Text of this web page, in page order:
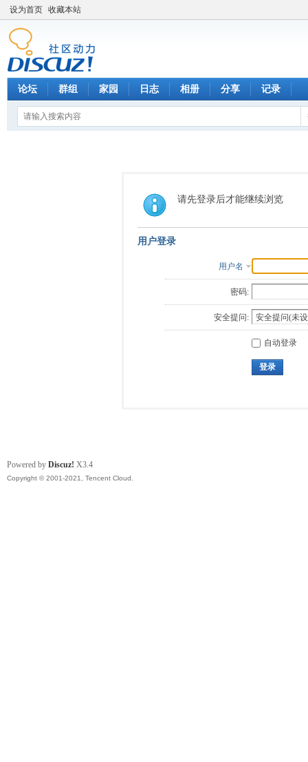
设为首页 收藏本站
论坛 群组 家园 日志 相册 分享 记录
请先登录后才能继续浏览
用户登录
用户名
密码:
安全提问:
自动登录
登录
Powered by Discuz! X3.4
Copyright © 2001-2021, Tencent Cloud.